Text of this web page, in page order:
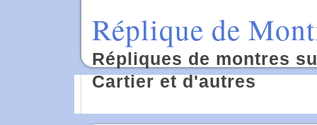
Réplique de
Répliques de montres
Cartier et d'autres